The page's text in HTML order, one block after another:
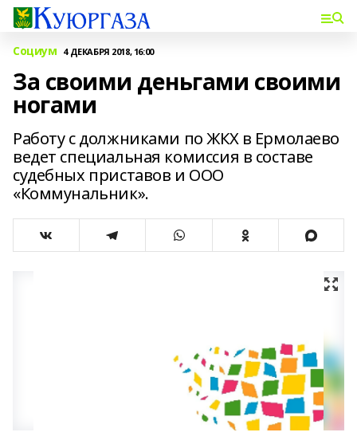
Социум 4 ДЕКАБРЯ 2018, 16:00
За своими деньгами своими
ногами
Работу с должниками по ЖКХ в Ермолаево
ведет специальная комиссия в составе
судебных приставов и ООО
«Коммунальник».